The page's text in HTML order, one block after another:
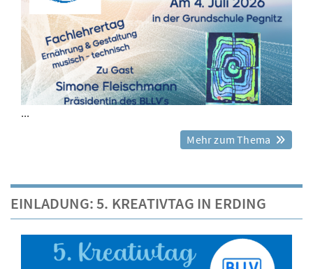
...
Mehr zum Thema
EINLADUNG: 5. KREATIVTAG IN ERDING